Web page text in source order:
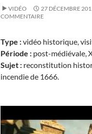
VIDÉO 27 DÉCEMBRE
COMMENTAIRE
Type :vidéo historique,
Période : post-médiévale,
Sujet : reconstitution
incendie de 1666.